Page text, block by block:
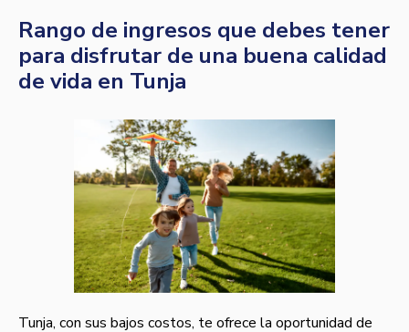
Rango de ingresos que debes tener
para disfrutar de una buena calidad
de vida en Tunja
Tunja, con sus bajos costos, te ofrece la oportunidad de